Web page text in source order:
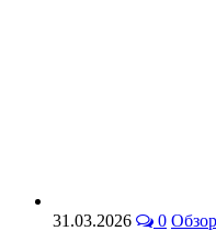
31.03.2026 0